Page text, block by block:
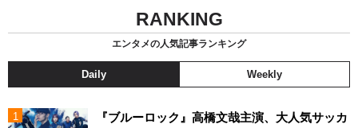
RANKING
エンタメの人気記事ランキング
Daily Weekly
『ブルーロック』高橋文哉主演、大人気サッカ